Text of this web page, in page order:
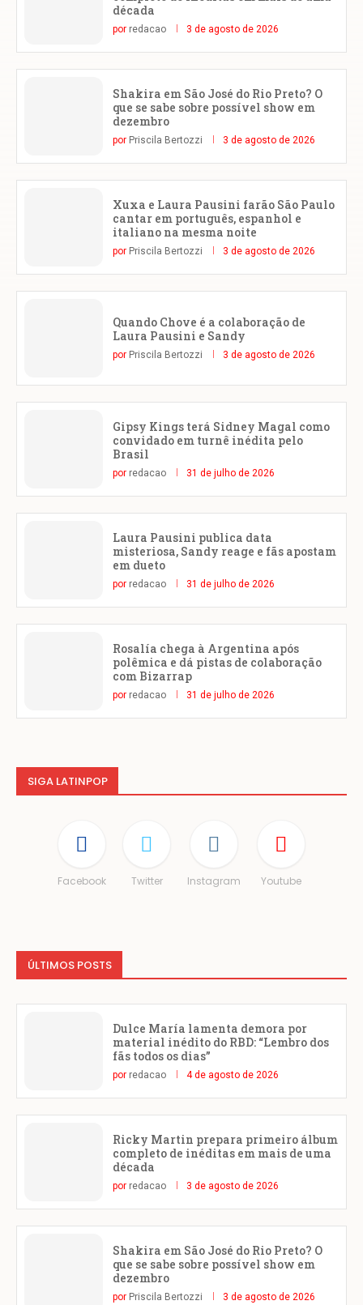
década
por redacao 3 de agosto de 2026
Shakira em São José do Rio Preto? O
que se sabe sobre possível show em
dezembro
por Priscila Bertozzi 3 de agosto de 2026
Xuxa e Laura Pausini farão São Paulo
cantar em português, espanhol e
italiano na mesma noite
por Priscila Bertozzi 3 de agosto de 2026
Quando Chove é a colaboração de
Laura Pausini e Sandy
por Priscila Bertozzi 3 de agosto de 2026
Gipsy Kings terá Sidney Magal como
convidado em turnê inédita pelo
Brasil
por redacao 31 de julho de 2026
Laura Pausini publica data
misteriosa, Sandy reage e fãs apostam
em dueto
por redacao 31 de julho de 2026
Rosalía chega à Argentina após
polêmica e dá pistas de colaboração
com Bizarrap
por redacao 31 de julho de 2026
SIGA LATINPOP
Facebook Twitter Instagram Youtube
ÚLTIMOS POSTS
Dulce María lamenta demora por
material inédito do RBD: “Lembro dos
fãs todos os dias”
por redacao 4 de agosto de 2026
Ricky Martin prepara primeiro álbum
completo de inéditas em mais de uma
década
por redacao 3 de agosto de 2026
Shakira em São José do Rio Preto? O
que se sabe sobre possível show em
dezembro
por Priscila Bertozzi 3 de agosto de 2026